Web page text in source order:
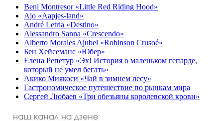
Beni Montresor «Little Red Riding Hood»
Ajo «Aapjes-land»
André Letria «Destino»
Alessandro Sanna «Crescendo»
Alberto Morales Ajubel «Robinson Crusoé»
Бен Хейсеманс «Юбер»
Елена Репетур «Эх! История о маленьком гепарде,
который не умел бегать»
Акико Миякоси «Чай в зимнем лесу»
Гастрономическое путешествие по рынкам мира
Сергей Любаев «Три обезьяны королевской крови»